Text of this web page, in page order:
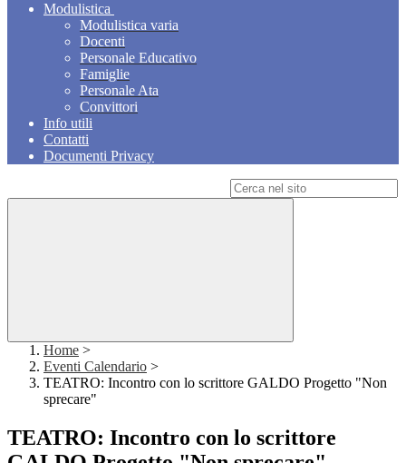
Modulistica
Modulistica varia
Docenti
Personale Educativo
Famiglie
Personale Ata
Convittori
Info utili
Contatti
Documenti Privacy
Home >
Eventi Calendario >
TEATRO: Incontro con lo scrittore GALDO Progetto "Non
sprecare"
TEATRO: Incontro con lo scrittore